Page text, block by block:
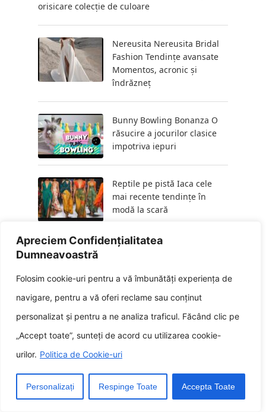
Apreciem Confidențialitatea
Dumneavoastră
Folosim cookie-uri pentru a vă îmbunătăți experiența de
navigare, pentru a vă oferi reclame sau conținut
personalizat și pentru a ne analiza traficul. Făcând clic pe
„Accept toate”, sunteți de acord cu utilizarea cookie-
urilor. Politica de Cookie-uri
Personalizați Respinge Toate Accepta Toate
orisicare colecție de culoare
Nereusita Nereusita Bridal
Fashion Tendințe avansate
Momentos, acronic și
îndrăzneț
Bunny Bowling Bonanza O
răsucire a jocurilor clasice
impotriva iepuri
Reptile pe pistă Iaca cele
mai recente tendințe în
modă la scară
Frontiere inovatoare cine
tehnologiilor emergente
Picturile murale ale
mănăstirii O călătorie dupa
spiritualitatea bizantină
Dilema deficienței Cum să
obțineți nutrienții de oricare
aveți impediment apoi când